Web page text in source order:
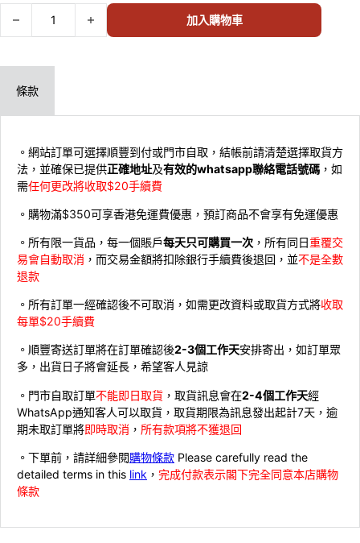
Bandai 1/144 HG 099 NZ-666 KSHATRIYA 582638 數量
加入購物車
條款
。網站訂單可選擇順豐到付或門市自取，結帳前請清楚選擇取貨方
法，並確保已提供正確地址及有效的whatsapp聯絡電話號碼 ，如
需任何更改將收取$20手續費
。購物滿$350可享香港免運費優惠，預訂商品不會享有免運優惠
。所有限一貨品，每一個賬戶每天只可購買一次 ，所有同日重覆交
易會自動取消 ，而交易金額將扣除銀行手續費後退回，並不是全數
退款
。所有訂單一經確認後不可取消，如需更改資料或取貨方式將收取
每單$20手續費
。順豐寄送訂單將在訂單確認後2-3個工作天安排寄出，如訂單眾
多，出貨日子將會延長，希望客人見諒
。門市自取訂單不能即日取貨 ，取貨訊息會在2-4個工作天經
WhatsApp通知客人可以取貨，取貨期限為訊息發出起計7天，逾
期未取訂單將即時取消 ， 所有款項將不獲退回
。下單前，請詳細參閱購物條款 Please carefully read the
detailed terms in this link ， 完成付款表示閣下完全同意本店購物
條款